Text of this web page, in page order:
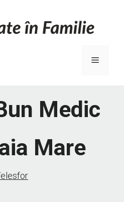
Meniu
Medic
Mare